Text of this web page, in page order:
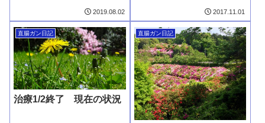
2019.08.02 2017.11.01
直腸ガン日記
治療1/2終了 現在の状況
直腸ガン日記